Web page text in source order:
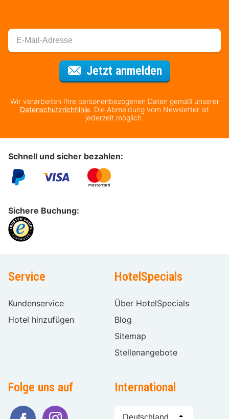
Jetzt anmeldenFür den
Wir verarbeiten Ihre personenbezogenen Daten gemäß unserer
Datenschutzrichtlinie. Die Abmeldung vom Newsletter ist
jederzeit möglich.
Schnell und sicher bezahlen:
Sichere Buchung:
Service
Kundenservice
Hotel hinzufügen
HotelSpecials
Über HotelSpecials
Blog
Sitemap
Stellenangebote
Folge uns auf International